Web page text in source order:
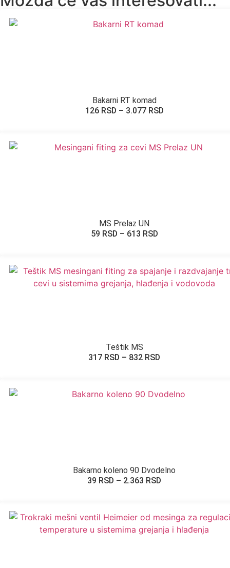
Bakarni RT komad
126 RSD – 3.077 RSD
MS Prelaz UN
59 RSD – 613 RSD
Teštik MS
317 RSD – 832 RSD
Bakarno koleno 90 Dvodelno
39 RSD – 2.363 RSD